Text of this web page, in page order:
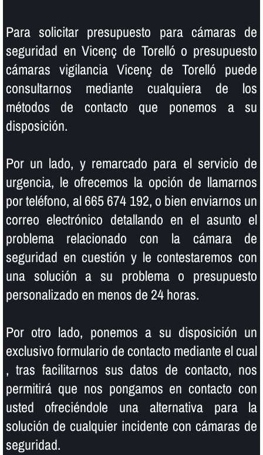
Para solicitar presupuesto para cámaras de
seguridad en Vicenç de Torelló o presupuesto
cámaras vigilancia Vicenç de Torelló puede
consultarnos mediante cualquiera de los
métodos de contacto que ponemos a su
disposición.
Por un lado, y remarcado para el servicio de
urgencia, le ofrecemos la opción de llamarnos
por teléfono, al 665 674 192, o bien enviarnos un
correo electrónico detallando en el asunto el
problema relacionado con la cámara de
seguridad en cuestión y le contestaremos con
una solución a su problema o presupuesto
personalizado en menos de 24 horas.
Por otro lado, ponemos a su disposición un
exclusivo formulario de contacto mediante el cual
, tras facilitarnos sus datos de contacto, nos
permitirá que nos pongamos en contacto con
usted ofreciéndole una alternativa para la
solución de cualquier incidente con cámaras de
seguridad.